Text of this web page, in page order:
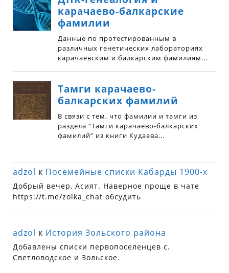
adzol к Посемейные списки Кабарды 1900-х
Добрый вечер, Асият. Наверное проще в чате
https://t.me/zolka_chat обсудить
adzol к История Зольского района
Добавлены списки первопоселенцев с.
Светловодское и Зольское.